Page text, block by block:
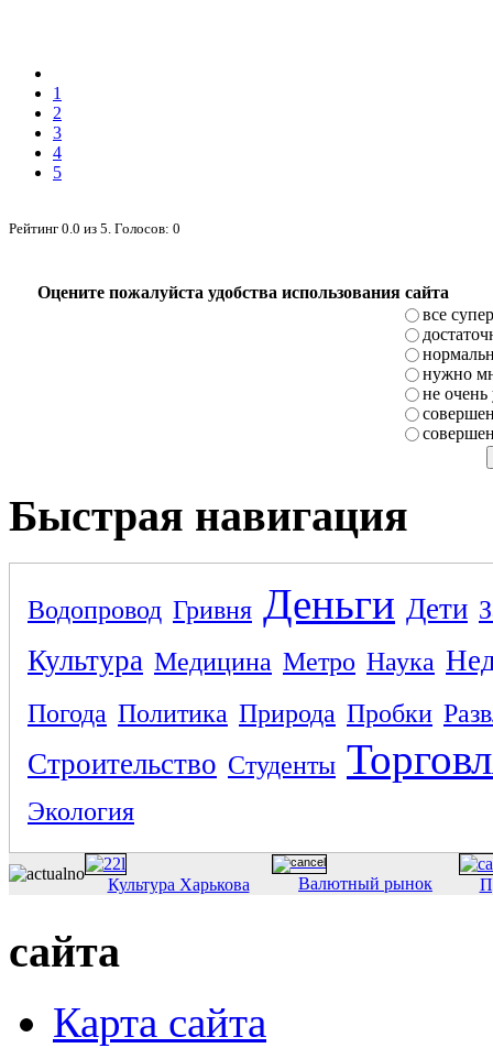
1
2
3
4
5
Рейтинг 0.0 из 5 . Голосов: 0
Оцените пожалуйста удобства использования сайта
все супер
нужно
не очень
Быстрая навигация
Водопровод Гривня Деньги Дети
Культура Медицина Метро Наука
Погода Политика Природа Пробки
Строительство Студенты
Экология
Культура Харькова Валютный рынок
сайта
Карта сайта